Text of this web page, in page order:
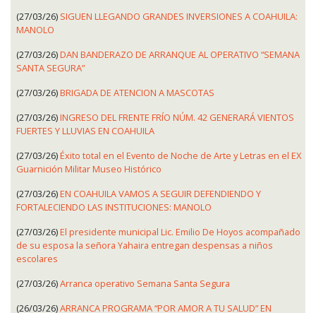
(27/03/26) SIGUEN LLEGANDO GRANDES INVERSIONES A COAHUILA:
MANOLO
(27/03/26)DAN BANDERAZO DE ARRANQUE AL OPERATIVO “SEMANA
SANTA SEGURA”
(27/03/26)BRIGADA DE ATENCION A MASCOTAS
(27/03/26)INGRESO DEL FRENTE FRÍO NÚM. 42 GENERARÁ VIENTOS
FUERTES Y LLUVIAS EN COAHUILA
(27/03/26)Éxito total en el Evento de Noche de Arte y Letras en el EX
Guarnición Militar Museo Histórico
(27/03/26)EN COAHUILA VAMOS A SEGUIR DEFENDIENDO Y
FORTALECIENDO LAS INSTITUCIONES: MANOLO
(27/03/26)El presidente municipal Lic. Emilio De Hoyos acompañado
de su esposa la señora Yahaira entregan despensas a niños
escolares
(27/03/26)Arranca operativo Semana Santa Segura
(26/03/26)ARRANCA PROGRAMA “POR AMOR A TU SALUD” EN